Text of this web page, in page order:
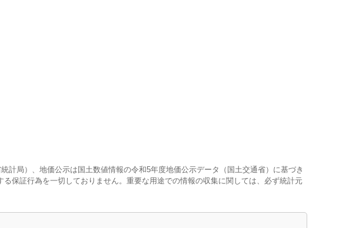
局）、地価公示は国土数値情報の令和5年度地価公示データ（国土交通省）に基づき
保証行為を一切しておりません。重要な用途での情報の収集に関しては、必ず統計元